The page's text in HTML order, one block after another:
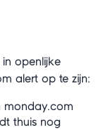
openlijke
alert op te zijn:
monday.com
thuis nog